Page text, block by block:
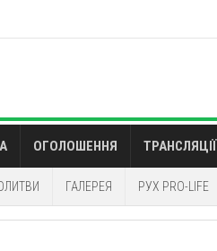
ОГОЛОШЕННЯ ТРАНСЛЯЦІЇ
ГАЛЕРЕЯ РУХ PRO-LIFE